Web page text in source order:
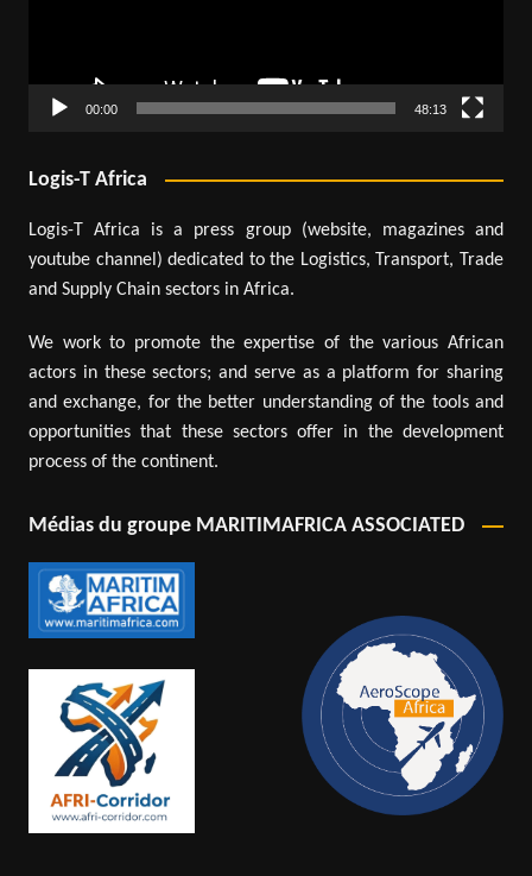
00:00 48:13
Logis-T Africa
Logis-T Africa is a press group (website, magazines and
youtube channel) dedicated to the Logistics, Transport, Trade
and Supply Chain sectors in Africa.
We work to promote the expertise of the various African
actors in these sectors; and serve as a platform for sharing
and exchange, for the better understanding of the tools and
opportunities that these sectors offer in the development
process of the continent.
Médias du groupe MARITIMAFRICA ASSOCIATED